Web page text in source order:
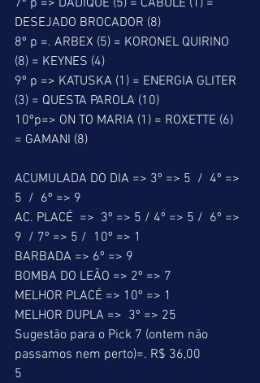
7º p => DADIQUE (5) = CABULÉ (1) =
DESEJADO BROCADOR (8)
8º p =. ARBEX (5) = KORONEL QUIRINO
(8) = KEYNES (4)
9º p => KATUSKA (1) = ENERGIA GLITER
(3) = QUESTA PAROLA (10)
10ºp=> ON TO MARIA (1) = ROXETTE (6)
= GAMANI (8)
ACUMULADA DO DIA => 3º => 5  /  4º =>
5  /  6º => 9
AC. PLACÉ  =>  3º => 5 / 4º => 5 /  6º =>
9  / 7º => 5 /  10º => 1
BARBADA => 6º => 9
BOMBA DO LEÃO => 2º => 7
MELHOR PLACÉ => 10º => 1
MELHOR DUPLA =>  3º => 25
Sugestão para o Pick 7 (ontem não
passamos nem perto)=. R$ 36,00
5